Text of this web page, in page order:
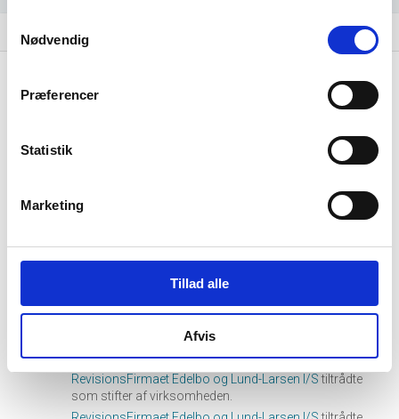
Nødvendig
Præferencer
Statistik
Marketing
Tillad alle
Afvis
hourglass_empty Historisk udvikling af rollerne
hourglass_full
hourglass_full 01. oktober, 2013
Palle Mørchtiltrådte som medlem af bestyrelsen.
tiltrådte som direktør for virksomheden.
bestyrelsen.
SØBY REVISORER A/S GODKENDTE REVISORER
tiltrådte som revisor for virksomheden.
RevisionsFirmaet Edelbo og Lund-Larsen I/Stiltrådte
som stifter af virksomheden.